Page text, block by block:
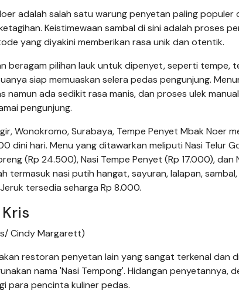
adalah salah satu warung penyetan paling populer
Keistimewaan sambal di sini adalah proses
yang diyakini memberikan rasa unik dan otentik.
beragam pilihan lauk untuk dipenyet, seperti tempe,
siap memuaskan selera pedas pengunjung.
namun ada sedikit rasa manis, dan proses ulek
pengunjung.
Wonokromo, Surabaya, Tempe Penyet Mbak Noer
dini hari. Menu yang ditawarkan meliputi Nasi Telur
(Rp 24.500), Nasi Tempe Penyet (Rp 17.000), dan
termasuk nasi putih hangat, sayuran, lalapan,
tersedia seharga Rp 8.000.
Cindy Margarett)
restoran penyetan lain yang sangat terkenal dan
nama 'Nasi Tempong'. Hidangan penyetannya,
para pencinta kuliner pedas.